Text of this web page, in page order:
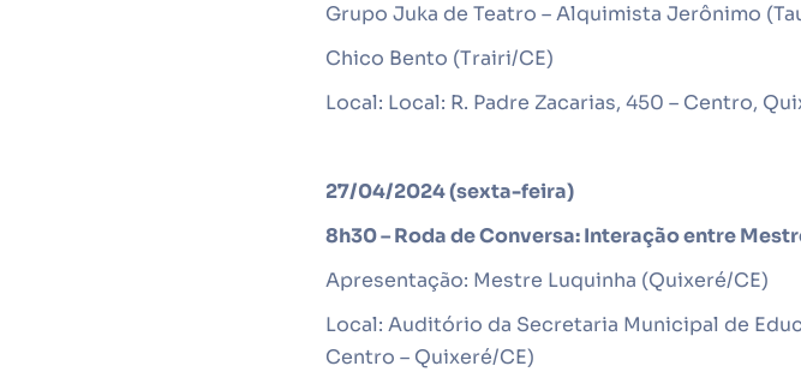
Grupo Juka de Teatro – Alquimista Jerônimo
Chico Bento (Trairi/CE)
Local: Local: R. Padre Zacarias, 450 – Centro,
27/04/2024 (sexta-feira)
8h30 – Roda de Conversa: Interação entre
Apresentação: Mestre Luquinha (Quixeré/CE)
Local: Auditório da Secretaria Municipal de
Centro – Quixeré/CE)